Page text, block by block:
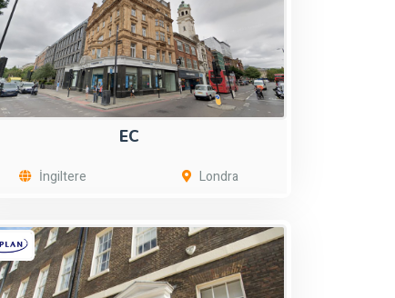
EC
İngiltere Londra